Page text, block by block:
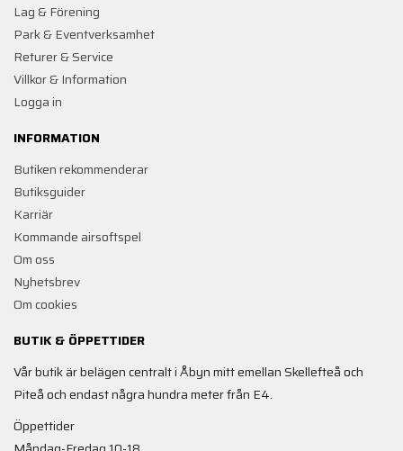
Lag & Förening
Park & Eventverksamhet
Returer & Service
Villkor & Information
Logga in
INFORMATION
Butiken rekommenderar
Butiksguider
Karriär
Kommande airsoftspel
Om oss
Nyhetsbrev
Om cookies
BUTIK & ÖPPETTIDER
Vår butik är belägen centralt i Åbyn mitt emellan Skellefteå och
Piteå och endast några hundra meter från E4.
Öppettider